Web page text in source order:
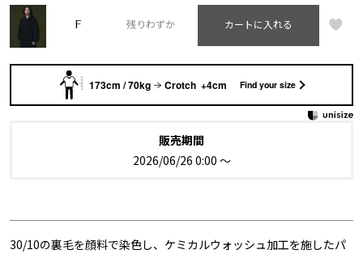
F 残りわずか カートに入れる
173cm / 70kg Crotch +4cm Find your size
販売期間
2026/06/26 0:00 〜
30/10の裏毛を顔料で染色し、ケミカルウォッシュ加工を施したパ